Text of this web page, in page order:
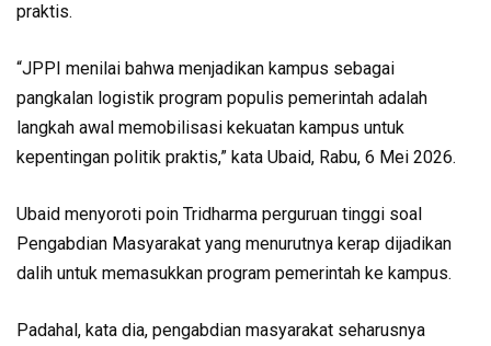
praktis.
“JPPI menilai bahwa menjadikan kampus sebagai
pangkalan logistik program populis pemerintah adalah
langkah awal memobilisasi kekuatan kampus untuk
kepentingan politik praktis,” kata Ubaid, Rabu, 6 Mei 2026.
Ubaid menyoroti poin Tridharma perguruan tinggi soal
Pengabdian Masyarakat yang menurutnya kerap dijadikan
dalih untuk memasukkan program pemerintah ke kampus.
Padahal, kata dia, pengabdian masyarakat seharusnya